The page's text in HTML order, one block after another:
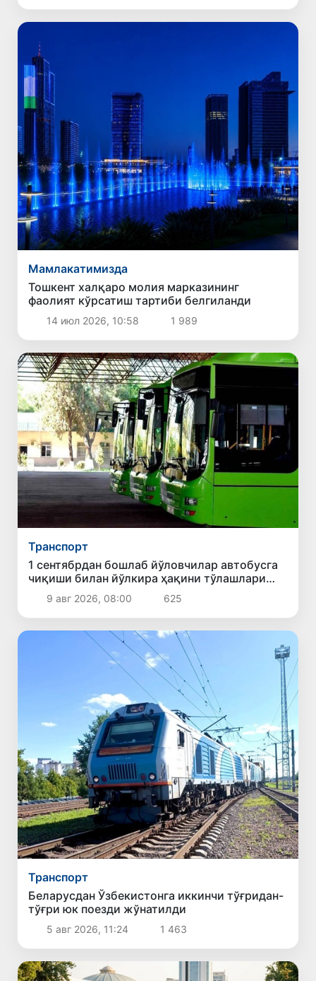
Мамлакатимизда
Тошкент халқаро молия марказининг
фаолият кўрсатиш тартиби белгиланди
14 июл 2026, 10:58 1 989
Транспорт
1 сентябрдан бошлаб йўловчилар автобусга
чиқиши билан йўлкира ҳақини тўлашлари
шарт бўлади
9 авг 2026, 08:00 625
Транспорт
Беларусдан Ўзбекистонга иккинчи тўғридан-
тўғри юк поезди жўнатилди
5 авг 2026, 11:24 1 463